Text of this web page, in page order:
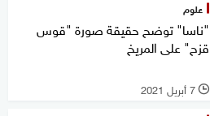
علوم
"ناسا" توضح حقيقة صورة "قوس
قزح" على المريخ
l 7 أبريل 2021